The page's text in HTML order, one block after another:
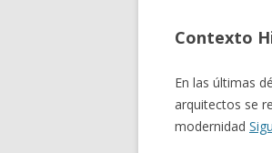
Contexto
En las últimas
arquitectos se
modernidad